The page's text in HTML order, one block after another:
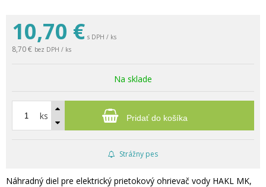
10,70 € s DPH / ks
8,70 € bez DPH / ks
Na sklade
ks Pridať do košíka
Strážny pes
Náhradný diel pre elektrický prietokový ohrievač vody HAKL MK,